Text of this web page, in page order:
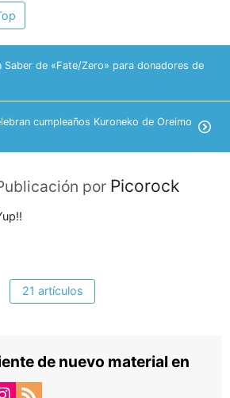
Saber de «Fate/Zero» para donadores de
cumpleaños Kuroneko de Oreimo
por Picorock
21 artículos
de nuevo material en